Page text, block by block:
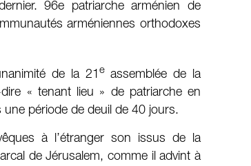
96e patriarche arménien de
arméniennes orthodoxes
de la 21 eassemblée de la
« tenant lieu » de patriarche en
période de deuil de 40 jours.
à l’étranger son issus de la
de Jérusalem, comme il advint à